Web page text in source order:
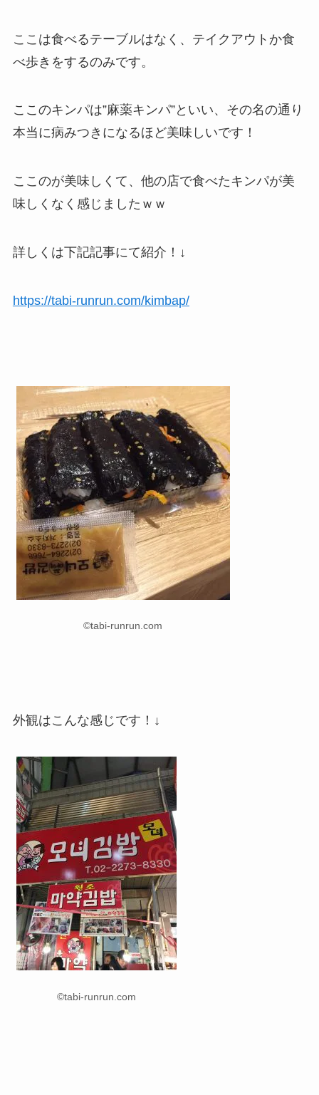
ここは食べるテーブルはなく、テイクアウトか食
べ歩きをするのみです。
ここのキンパは”麻薬キンパ”といい、その名の通り
本当に病みつきになるほど美味しいです！
ここのが美味しくて、他の店で食べたキンパが美
味しくなく感じましたｗｗ
詳しくは下記記事にて紹介！↓
https://tabi-runrun.com/kimbap/
©tabi-runrun.com
外観はこんな感じです！↓
©tabi-runrun.com